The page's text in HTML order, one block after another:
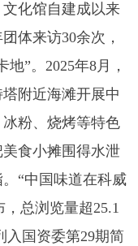
化馆自建成以来
体来访30余次，
”。2025年8月，
附近海滩开展中
粉、烧烤等特色
食小摊围得水泄
“中国味道在科威
总浏览量超25.1
入国资委第29期简